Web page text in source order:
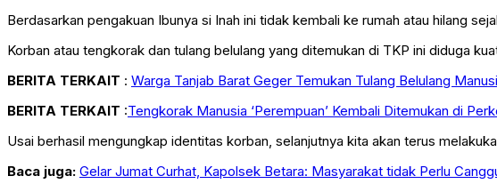
Berdasarkan pengakuan Ibunya si Inah ini tidak kembali ke rumah atau hilang
Korban atau tengkorak dan tulang belulang yang ditemukan di TKP ini diduga
BERITA TERKAIT : Warga Tanjab Barat Geger Temukan Tulang Belulang
BERITA TERKAIT :Tengkorak Manusia ‘Perempuan’ Kembali Ditemukan di
Usai berhasil mengungkap identitas korban, selanjutnya kita akan terus
Baca juga: Gelar Jumat Curhat, Kapolsek Betara: Masyarakat tidak Perlu